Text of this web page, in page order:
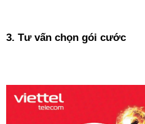
3. Tư vấn chọn gói cước